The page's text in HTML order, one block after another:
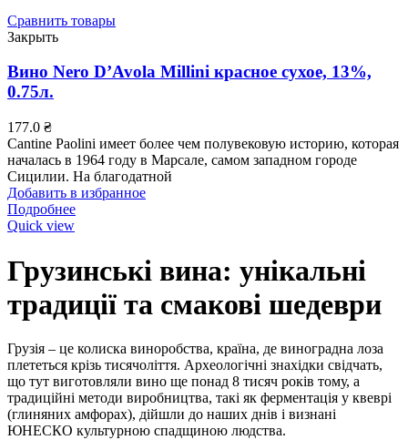
Сравнить товары
Закрыть
Вино Nero D’Avola Millini красное сухое, 13%,
0.75л.
177.0 ₴
Cantine Paolini имеет более чем полувековую историю, которая
началась в 1964 году в Марсале, самом западном городе
Сицилии. На благодатной
Добавить в избранное
Подробнее
Quick view
Грузинські вина: унікальні
традиції та смакові шедеври
Грузія – це колиска виноробства, країна, де виноградна лоза
плететься крізь тисячоліття. Археологічні знахідки свідчать,
що тут виготовляли вино ще понад 8 тисяч років тому, а
традиційні методи виробництва, такі як ферментація у квеврі
(глиняних амфорах), дійшли до наших днів і визнані
ЮНЕСКО культурною спадщиною людства.